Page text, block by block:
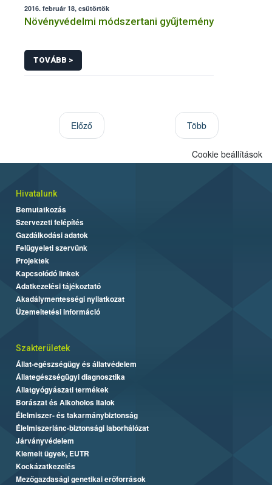
2016. február 18, csütörtök
Növényvédelmi módszertani gyűjtemény
TOVÁBB >
Előző Több
Cookie beállítások
Hivatalunk
Bemutatkozás
Szervezeti felépítés
Gazdálkodási adatok
Felügyeleti szervünk
Projektek
Kapcsolódó linkek
Adatkezelési tájékoztató
Akadálymentességi nyilatkozat
Üzemeltetési információ
Szakterületek
Állat-egészségügy és állatvédelem
Állategészségügyi diagnosztika
Állatgyógyászati termékek
Borászat és Alkoholos Italok
Élelmiszer- és takarmánybiztonság
Élelmiszerlánc-biztonsági laborhálózat
Járványvédelem
Kiemelt ügyek, EUTR
Kockázatkezelés
Mezőgazdasági genetikai erőforrások